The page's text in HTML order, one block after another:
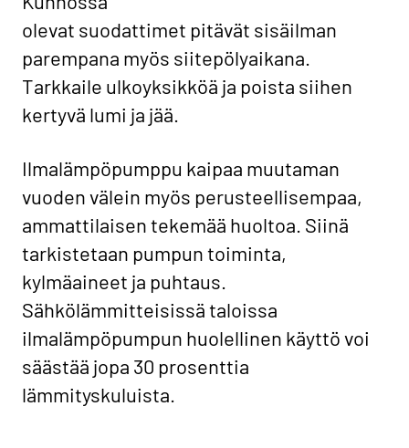
olevat suodattimet pitävät sisäilman
parempana myös siitepölyaikana.
Tarkkaile ulkoyksikköä ja poista siihen
kertyvä lumi ja jää.
Ilmalämpöpumppu kaipaa muutaman
vuoden välein myös perusteellisempaa,
ammattilaisen tekemää huoltoa. Siinä
tarkistetaan pumpun toiminta,
kylmäaineet ja puhtaus.
Sähkölämmitteisissä taloissa
ilmalämpöpumpun huolellinen käyttö voi
säästää jopa 30 prosenttia
lämmityskuluista.